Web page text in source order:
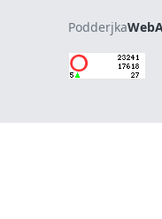
Podderjka